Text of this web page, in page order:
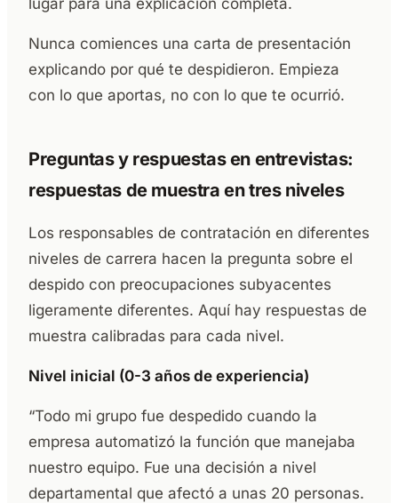
lugar para una explicación completa.
Nunca comiences una carta de presentación
explicando por qué te despidieron. Empieza
con lo que aportas, no con lo que te ocurrió.
Preguntas y respuestas en entrevistas:
respuestas de muestra en tres niveles
Los responsables de contratación en diferentes
niveles de carrera hacen la pregunta sobre el
despido con preocupaciones subyacentes
ligeramente diferentes. Aquí hay respuestas de
muestra calibradas para cada nivel.
Nivel inicial (0-3 años de experiencia)
“Todo mi grupo fue despedido cuando la
empresa automatizó la función que manejaba
nuestro equipo. Fue una decisión a nivel
departamental que afectó a unas 20 personas.